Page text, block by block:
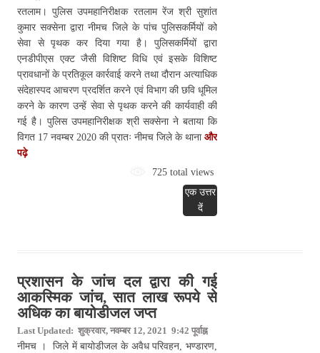
रतलाम। पुलिस उपमहानिरीक्षक रतलाम रेंज श्री सुशांत
कुमार सक्सेना द्वारा नीमच जिले के पांच पुलिसकर्मियों को
सेवा से पृथक कर दिया गया है। पुलिसकर्मियों द्वारा
एनडीपीएस एक्ट जैसी विशिष्ट विधि एवं इसके विशिष्ट
प्रावधानों के प्रतिकूल कार्रवाई करने तथा दौरान अत्याधिक
संदेहास्पद आचरण प्रदर्शित करने एवं विभाग की छवि धूमिल
करने के कारण उन्हें सेवा से पृथक करने की कार्यवाही की
गई है। पुलिस उपमहानिरीक्षक श्री सक्सेना ने बताया कि
विगत 17 नवम्बर 2020 की प्रातः नीमच जिले के थाना और
पढ़े
725 total views
एक उत्तर
दें
प्रशासन के जांच दल द्वारा की गई
आकस्मिक जांच, सात लाख रूपये से
अधिक का बायोडीजल जप्‍त
Last Updated: शुक्रवार, नवम्बर 12, 2021 9:42 पूर्वाह्न
नीमच । जिले में बायोडीजल के अवैध परिवहन, भण्डारण,